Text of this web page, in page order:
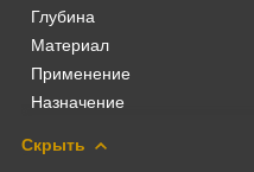
Глубина
Материал
Применение
Назначение
Скрыть